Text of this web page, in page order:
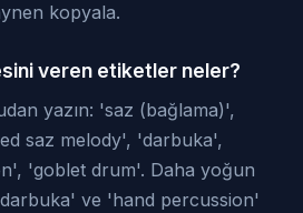
kopyala.
veren etiketler neler?
yazın: 'saz (bağlama)',
saz melody', 'darbuka',
'goblet drum'. Daha yoğun
ve 'hand percussion'